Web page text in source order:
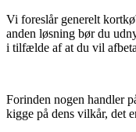
Vi foreslår generelt
anden løsning bør du
i tilfælde af at du vil
Forinden nogen handler
kigge på dens vilkår, det